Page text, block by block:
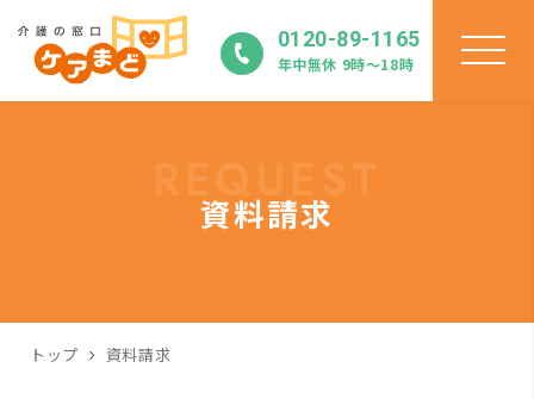
0120-89-1165
年中無休 9時〜18時
資料請求
トップ 資料請求